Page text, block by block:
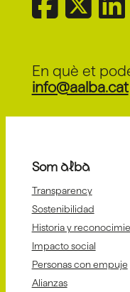
En què et
info@aalba.cat
Som alba
Transparency
Sostenibilidad
Historia y
Impacto social
Personas con empuje
Alianzas